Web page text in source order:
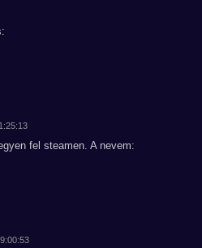
fel steamen. A nevem: